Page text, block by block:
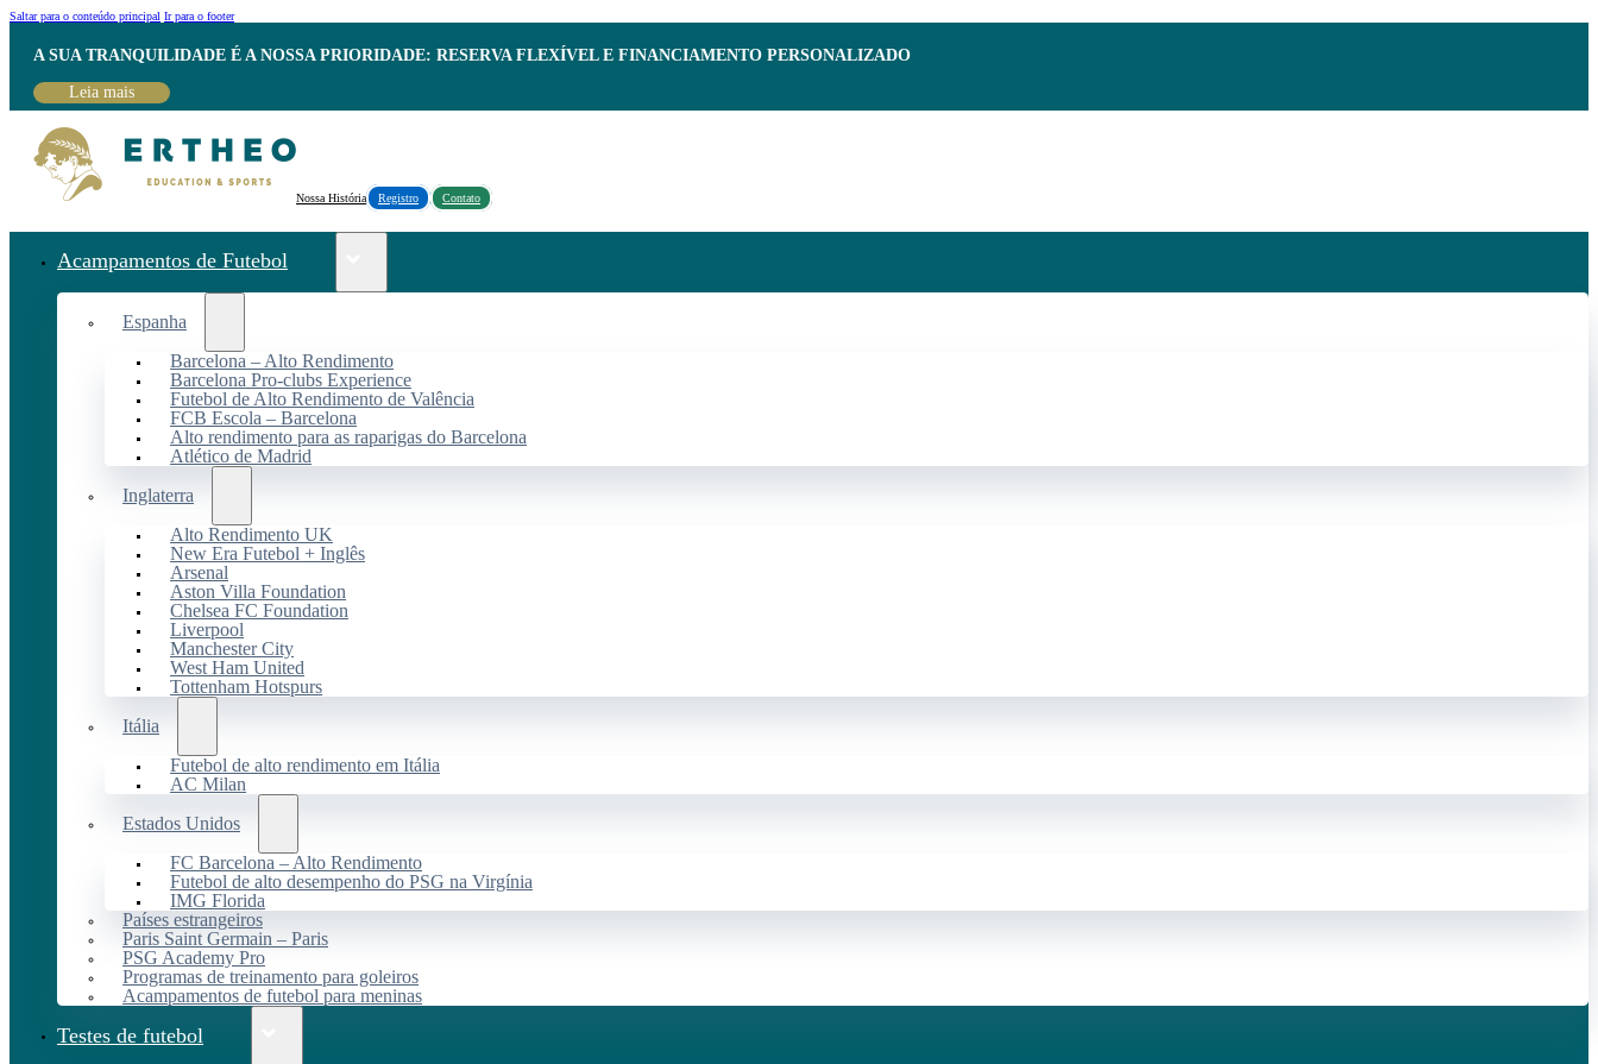
Saltar para o conteúdo principal Ir para o footer
A SUA TRANQUILIDADE É A NOSSA PRIORIDADE: RESERVA FLEXÍVEL E FINANCIAMENTO PERSONALIZADO
Leia mais
Nossa História Registro Contato
Acampamentos de Futebol
Espanha
Barcelona – Alto Rendimento
Barcelona Pro-clubs Experience
Futebol de Alto Rendimento de Valência
FCB Escola – Barcelona
Alto rendimento para as raparigas do Barcelona
Atlético de Madrid
Inglaterra
Alto Rendimento UK
New Era Futebol + Inglês
Arsenal
Aston Villa Foundation
Chelsea FC Foundation
Liverpool
Manchester City
West Ham United
Tottenham Hotspurs
Itália
Futebol de alto rendimento em Itália
AC Milan
Estados Unidos
FC Barcelona – Alto Rendimento
Futebol de alto desempenho do PSG na Virgínia
IMG Florida
Países estrangeiros
Paris Saint Germain – Paris
PSG Academy Pro
Programas de treinamento para goleiros
Acampamentos de futebol para meninas
Testes de futebol